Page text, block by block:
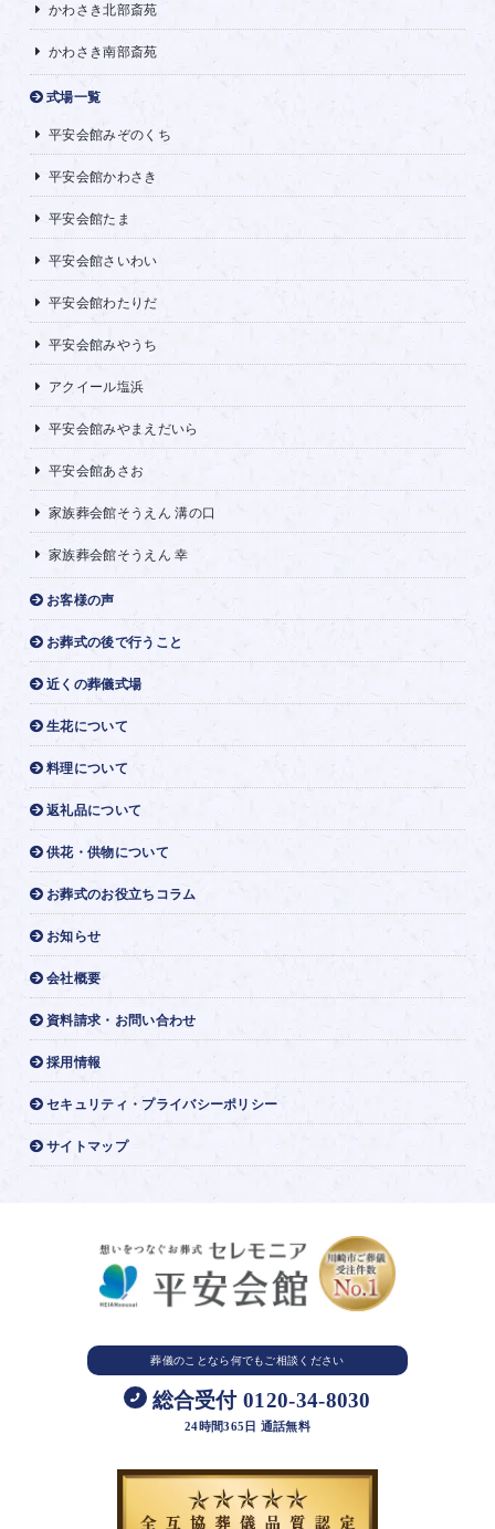
かわさき北部斎苑
かわさき南部斎苑
式場一覧
平安会館みぞのくち
平安会館かわさき
平安会館たま
平安会館さいわい
平安会館わたりだ
平安会館みやうち
アクイール塩浜
平安会館みやまえだいら
平安会館あさお
家族葬会館そうえん 溝の口
家族葬会館そうえん 幸
お客様の声
お葬式の後で行うこと
近くの葬儀式場
生花について
料理について
返礼品について
供花・供物について
お葬式のお役立ちコラム
お知らせ
会社概要
資料請求・お問い合わせ
採用情報
セキュリティ・プライバシーポリシー
サイトマップ
葬儀のことなら何でもご相談ください
総合受付 0120-34-8030
24時間365日 通話無料